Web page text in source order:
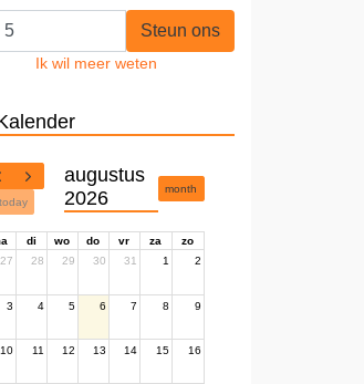
Steun ons
Ik wil meer weten
today
augustus
2026
month
di wo do vr za
zo
27
28 29 30 31 1 2
3 4 5 6 7 8 9
10 11 12 13 14 15 16